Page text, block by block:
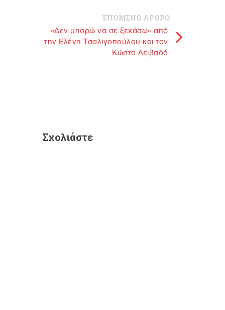
ΕΠΟΜΕΝΟ ΑΡΘΡΟ
«Δεν μπορώ να σε ξεχάσω» από
την Ελένη Τσαλιγοπούλου και τον
Κώστα Λειβαδά
Σχολιάστε